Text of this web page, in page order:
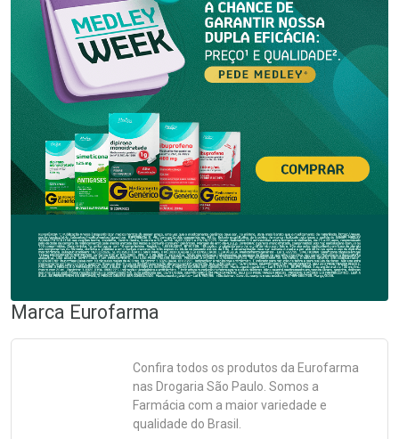
Marca Eurofarma
Confira todos os produtos da Eurofarma
nas Drogaria São Paulo. Somos a
Farmácia com a maior variedade e
qualidade do Brasil.